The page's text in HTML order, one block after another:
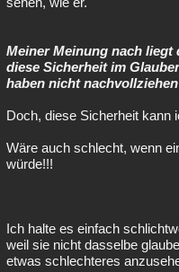
Meiner Meinung nach
diese Sicherheit im
haben nicht
Doch, diese Sicherheit kann
Wäre auch schlecht, wenn
würde!!!
Ich halte es einfach
weil sie nicht dasselbe
etwas schlechteres